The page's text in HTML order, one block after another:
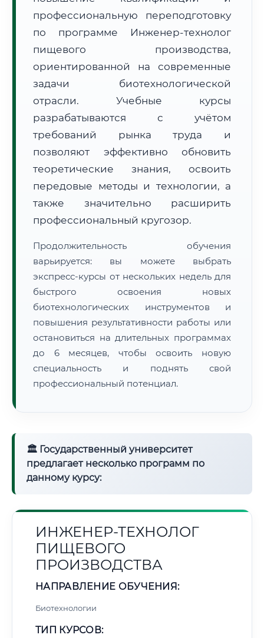
Расчет логистики оригиналов:
• Экспресс-доставка СДЭК / Почтой:5–7 рабочих дней
📜 Документы и аккредитация
🔍Нажмите на документ для увеличения и просмотра
профессиональную переподготовку
по программе Инженер-технолог
пищевого производства,
ориентированной на современные
задачи биотехнологической
отрасли. Учебные курсы
разрабатываются с учётом
требований рынка труда и
позволяют эффективно обновить
теоретические знания, освоить
передовые методы и технологии, а
также значительно расширить
профессиональный кругозор.
Продолжительность обучения
варьируется: вы можете выбрать
экспресс-курсы от нескольких недель для
быстрого освоения новых
биотехнологических инструментов и
повышения результативности работы или
остановиться на длительных программах
до 6 месяцев, чтобы освоить новую
специальность и поднять свой
профессиональный потенциал.
🏛 Государственный университет
предлагает несколько программ по
данному курсу:
ИНЖЕНЕР-ТЕХНОЛОГ
ПИЩЕВОГО
ПРОИЗВОДСТВА
НАПРАВЛЕНИЕ ОБУЧЕНИЯ:
Биотехнологии
ТИП КУРСОВ: